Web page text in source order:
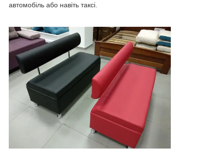
автомобіль або навіть таксі.